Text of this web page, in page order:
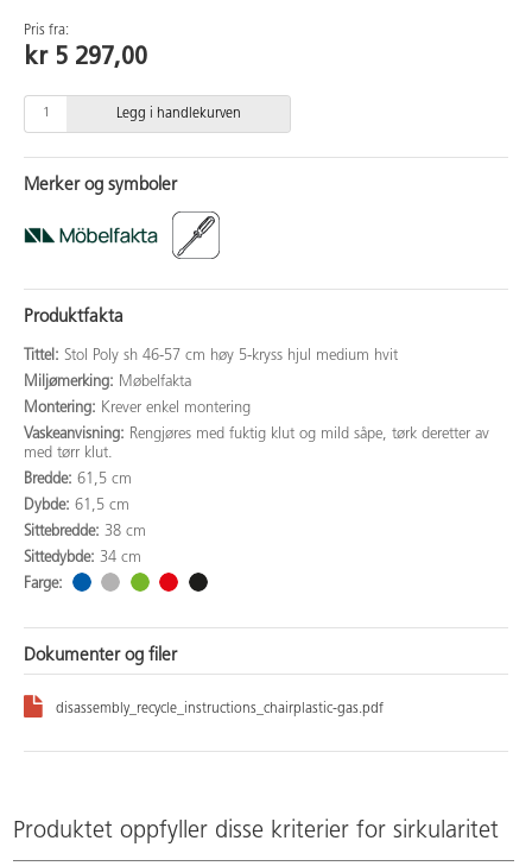
Pris fra:
kr 5 297,00
Legg i handlekurven
Merker og symboler
Produktfakta
Tittel: Stol Poly sh 46-57 cm høy 5-kryss hjul medium hvit
Miljømerking: Møbelfakta
Montering: Krever enkel montering
Vaskeanvisning: Rengjøres med fuktig klut og mild såpe, tørk deretter av
med tørr klut.
Bredde: 61,5 cm
Dybde: 61,5 cm
Sittebredde: 38 cm
Sittedybde: 34 cm
Farge:
Dokumenter og filer
disassembly_recycle_instructions_chairplastic-gas.pdf
Produktet oppfyller disse kriterier for sirkularitet